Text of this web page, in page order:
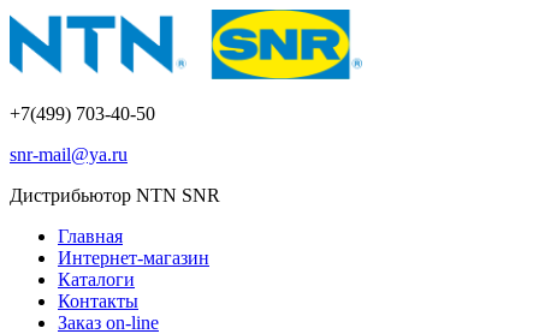
+7(499) 703-40-50
snr-mail@ya.ru
Дистрибьютор NTN SNR
Главная
Интернет-магазин
Каталоги
Контакты
Заказ on-line